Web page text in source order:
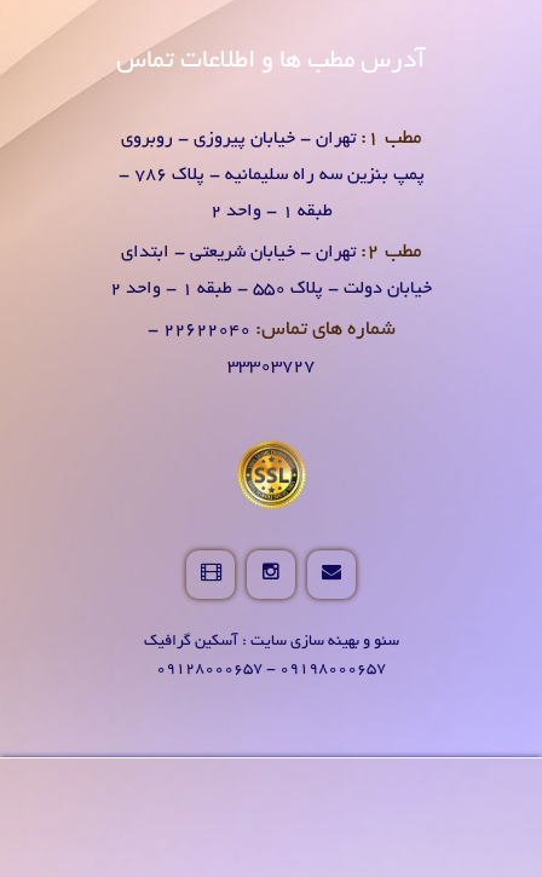
آدرس مطب ها و اطلاعات تماس
مطب 1:
تهران - خیابان پیروزی - روبروی
پمپ بنزین سه راه سلیمانیه - پلاک 786 -
طبقه 1 - واحد 2
مطب 2:
تهران - خیابان شریعتی - ابتدای
خیابان دولت - پلاک 550 - طبقه 1 - واحد 2
شماره های تماس:
۲۲۶۲۲۰۴0 -
۳۳۳۰۳۷۲۷
سئو و بهینه سازی سایت : آسکین گرافیک
09198000657 - 09128000657